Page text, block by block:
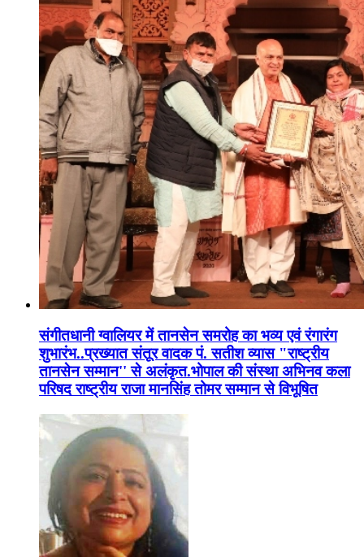
संगीतधानी ग्वालियर में तानसेन समरोह का भव्य एवं रंगारंग
शुभारंभ..प्रख्यात संतूर वादक पं. सतीश व्यास "राष्ट्रीय
तानसेन सम्मान'' से अलंकृत.भोपाल की संस्था अभिनव कला
परिषद राष्ट्रीय राजा मानसिंह तोमर सम्मान से विभूषित